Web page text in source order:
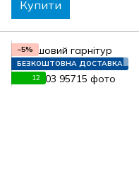
Купити
−5%
БЕЗКОШТОВНА ДОСТАВКА
12